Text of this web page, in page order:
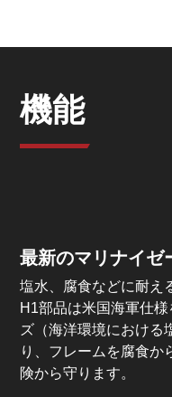
機能
最新のマリナイゼ
塩水、腐食などに耐え
H1部品は米国海軍仕
ズ（海洋環境における
り、フレームを腐食か
険から守ります。